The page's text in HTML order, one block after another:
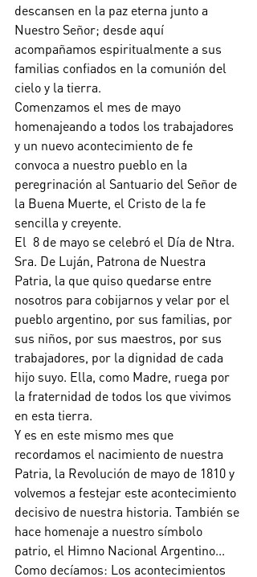
descansen en la paz eterna junto a
Nuestro Señor; desde aquí
acompañamos espiritualmente a sus
familias confiados en la comunión del
cielo y la tierra.
Comenzamos el mes de mayo
homenajeando a todos los trabajadores
y un nuevo acontecimiento de fe
convoca a nuestro pueblo en la
peregrinación al Santuario del Señor de
la Buena Muerte, el Cristo de la fe
sencilla y creyente.
El  8 de mayo se celebró el Día de Ntra.
Sra. De Luján, Patrona de Nuestra
Patria, la que quiso quedarse entre
nosotros para cobijarnos y velar por el
pueblo argentino, por sus familias, por
sus niños, por sus maestros, por sus
trabajadores, por la dignidad de cada
hijo suyo. Ella, como Madre, ruega por
la fraternidad de todos los que vivimos
en esta tierra.
Y es en este mismo mes que
recordamos el nacimiento de nuestra
Patria, la Revolución de mayo de 1810 y
volvemos a festejar este acontecimiento
decisivo de nuestra historia. También se
hace homenaje a nuestro símbolo
patrio, el Himno Nacional Argentino...
Como decíamos: Los acontecimientos